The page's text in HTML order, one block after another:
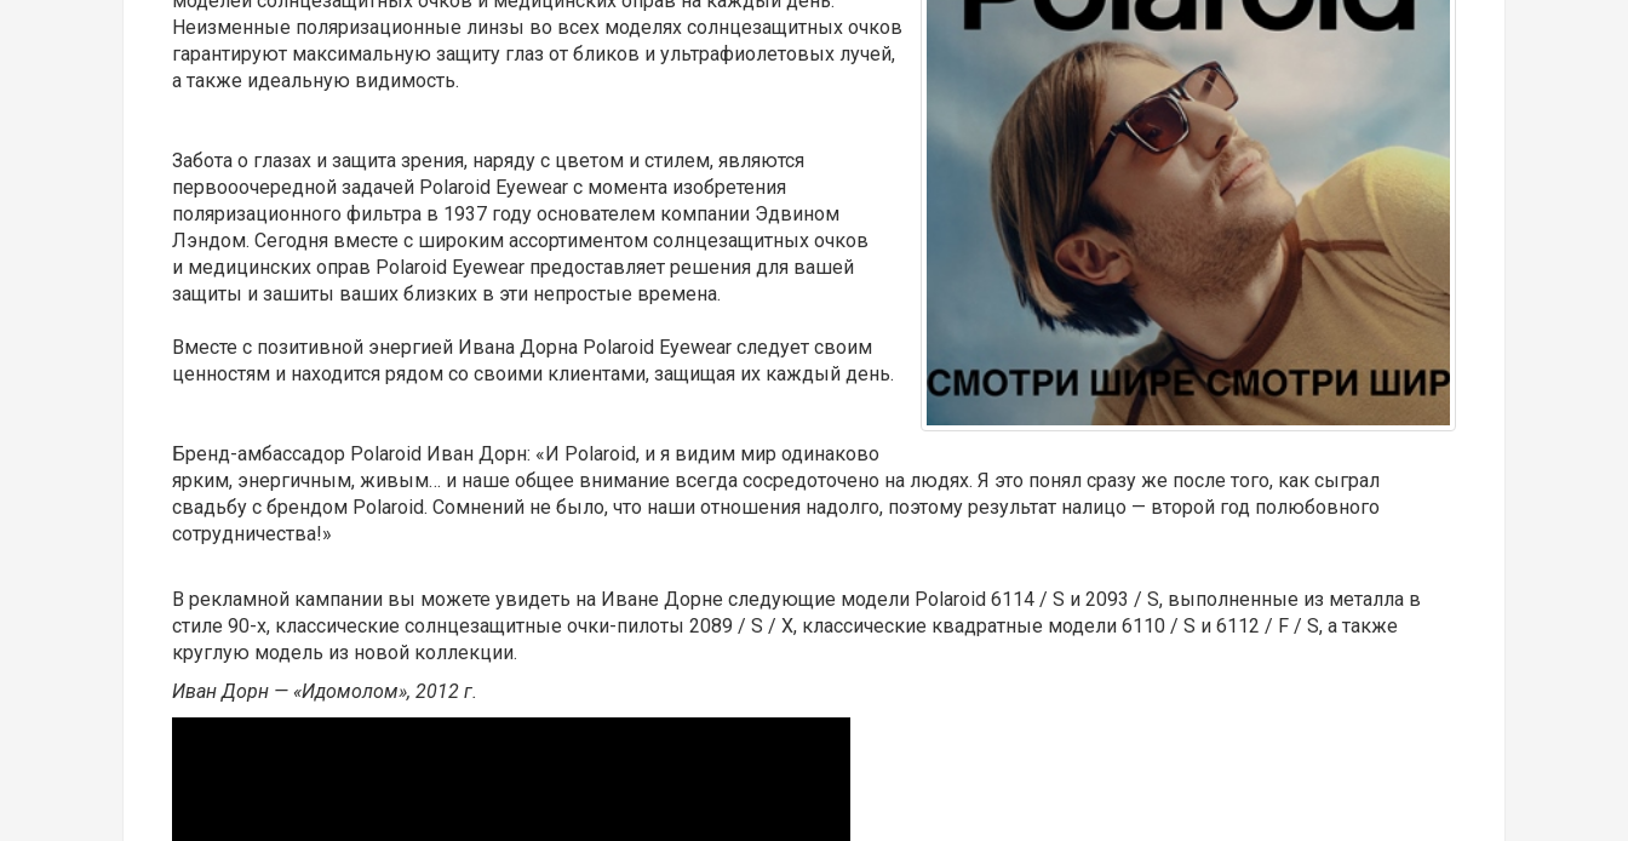
Неизменные поляризационные линзы во всех моделях солнцезащитных очков
гарантируют максимальную защиту глаз от бликов и ультрафиолетовых лучей,
а также идеальную видимость.
Забота о глазах и защита зрения, наряду с цветом и стилем, являются
первооочередной задачей Polaroid Eyewear с момента изобретения
поляризационного фильтра в 1937 году основателем компании Эдвином
Лэндом. Сегодня вместе с широким ассортиментом солнцезащитных очков
и медицинских оправ Polaroid Eyewear предоставляет решения для вашей
защиты и зашиты ваших близких в эти непростые времена.
Вместе с позитивной энергией Ивана Дорна Polaroid Eyewear следует своим
ценностям и находится рядом со своими клиентами, защищая их каждый день.
Бренд-амбассадор Polaroid Иван Дорн: «И Polaroid, и я видим мир одинаково
ярким, энергичным, живым… и наше общее внимание всегда сосредоточено на людях. Я это понял сразу же после того, как сыграл
свадьбу с брендом Polaroid. Сомнений не было, что наши отношения надолго, поэтому результат налицо — второй год полюбовного
сотрудничества!»
В рекламной кампании вы можете увидеть на Иване Дорне следующие модели Polaroid 6114 / S и 2093 / S, выполненные из металла в
стиле 90-х, классические солнцезащитные очки-пилоты 2089 / S / X, классические квадратные модели 6110 / S и 6112 / F / S, а также
круглую модель из новой коллекции.
Иван Дорн — «Идомолом», 2012 г.